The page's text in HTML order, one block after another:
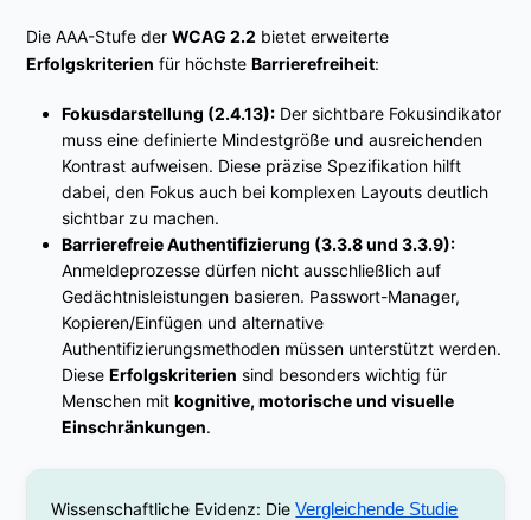
Die AAA-Stufe derWCAG 2.2 bietet erweiterte
Erfolgskriterien für höchsteBarrierefreiheit:
Fokusdarstellung (2.4.13): Der sichtbare Fokusindikator
muss eine definierte Mindestgröße und ausreichenden
Kontrast aufweisen. Diese präzise Spezifikation hilft
dabei, den Fokus auch bei komplexen Layouts deutlich
sichtbar zu machen.
Barrierefreie Authentifizierung (3.3.8 und 3.3.9):
Anmeldeprozesse dürfen nicht ausschließlich auf
Gedächtnisleistungen basieren. Passwort-Manager,
Kopieren/Einfügen und alternative
Authentifizierungsmethoden müssen unterstützt werden.
DieseErfolgskriterien sind besonders wichtig für
Menschen mitkognitive, motorische und visuelle
Einschränkungen.
Wissenschaftliche Evidenz: DieVergleichende Studie